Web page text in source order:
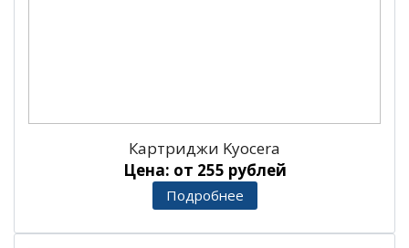
Картриджи Kyocera
Цена: от 255 рублей
Подробнее